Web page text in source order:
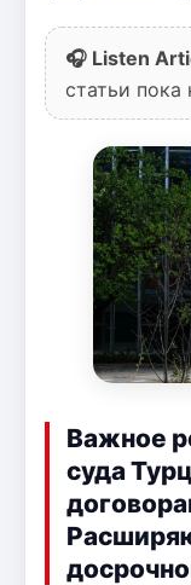
🎧 Listen
статьи пока
Важное
суда